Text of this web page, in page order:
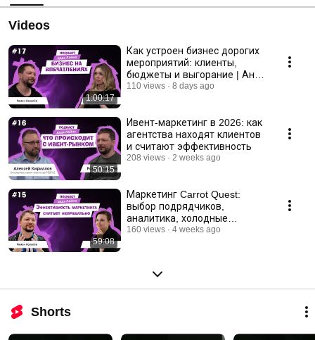
Videos
1:00:17
Как устроен бизнес дорогих
мероприятий: клиенты,
бюджеты и выгорание | Анна
Керн
110 views 8 days ago
50:15
Ивент-маркетинг в 2026: как
агентства находят клиентов
и считают эффективность
208 views 2 weeks ago
59:08
Маркетинг Carrot Quest:
выбор подрядчиков,
аналитика, холодные
продажи в IT и SaaS
160 views 4 weeks ago
Shorts